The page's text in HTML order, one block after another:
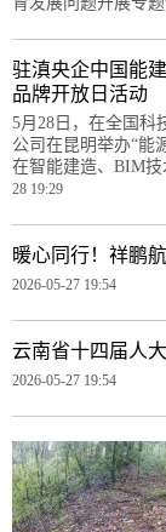
驻滇央企中国能
品牌开放日活动
5月28日，在全国科
公司在昆明举办“能
在智能建造、BIM技
28 19:29
暖心同行！祥鹏
2026-05-27 19:54
云南省十四届人
2026-05-27 19:54